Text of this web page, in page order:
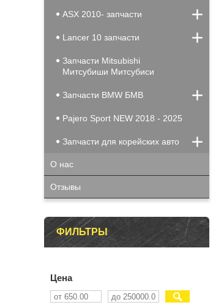
ASX 2010- запчасти
Lancer 10 запчасти
Запчасти Mitsubishi
Митсубиши Митсубиси
Запчасти BMW БМВ
Pajero Sport NEW 2018 - 2025
Запчасти для корейских авто
О нас
Отзывы
ФИЛЬТРЫ
Цена